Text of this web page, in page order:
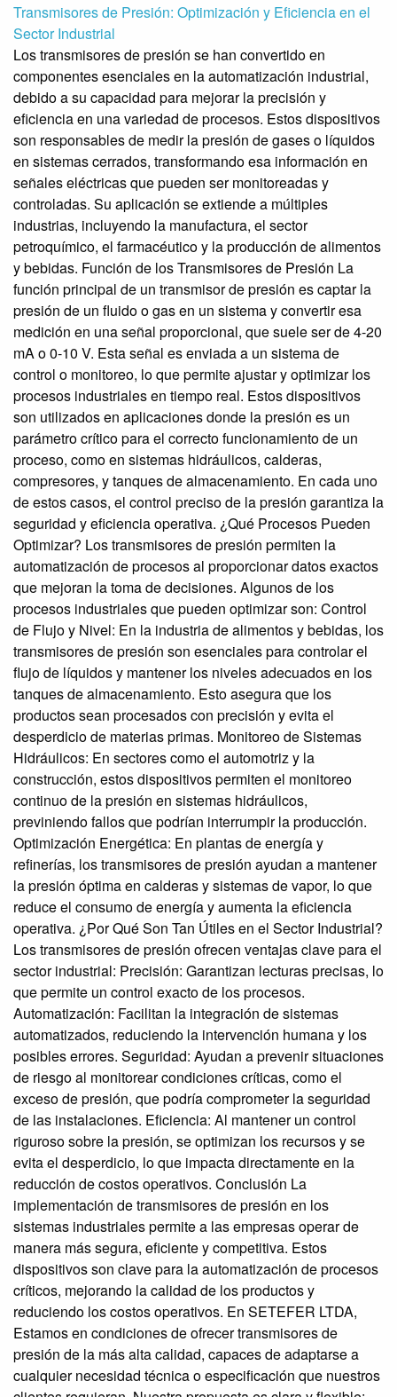
Transmisores de Presión: Optimización y Eficiencia en el
Sector Industrial
Los transmisores de presión se han convertido en
componentes esenciales en la automatización industrial,
debido a su capacidad para mejorar la precisión y
eficiencia en una variedad de procesos. Estos dispositivos
son responsables de medir la presión de gases o líquidos
en sistemas cerrados, transformando esa información en
señales eléctricas que pueden ser monitoreadas y
controladas. Su aplicación se extiende a múltiples
industrias, incluyendo la manufactura, el sector
petroquímico, el farmacéutico y la producción de alimentos
y bebidas. Función de los Transmisores de Presión La
función principal de un transmisor de presión es captar la
presión de un fluido o gas en un sistema y convertir esa
medición en una señal proporcional, que suele ser de 4-20
mA o 0-10 V. Esta señal es enviada a un sistema de
control o monitoreo, lo que permite ajustar y optimizar los
procesos industriales en tiempo real. Estos dispositivos
son utilizados en aplicaciones donde la presión es un
parámetro crítico para el correcto funcionamiento de un
proceso, como en sistemas hidráulicos, calderas,
compresores, y tanques de almacenamiento. En cada uno
de estos casos, el control preciso de la presión garantiza la
seguridad y eficiencia operativa. ¿Qué Procesos Pueden
Optimizar? Los transmisores de presión permiten la
automatización de procesos al proporcionar datos exactos
que mejoran la toma de decisiones. Algunos de los
procesos industriales que pueden optimizar son: Control
de Flujo y Nivel: En la industria de alimentos y bebidas, los
transmisores de presión son esenciales para controlar el
flujo de líquidos y mantener los niveles adecuados en los
tanques de almacenamiento. Esto asegura que los
productos sean procesados con precisión y evita el
desperdicio de materias primas. Monitoreo de Sistemas
Hidráulicos: En sectores como el automotriz y la
construcción, estos dispositivos permiten el monitoreo
continuo de la presión en sistemas hidráulicos,
previniendo fallos que podrían interrumpir la producción.
Optimización Energética: En plantas de energía y
refinerías, los transmisores de presión ayudan a mantener
la presión óptima en calderas y sistemas de vapor, lo que
reduce el consumo de energía y aumenta la eficiencia
operativa. ¿Por Qué Son Tan Útiles en el Sector Industrial?
Los transmisores de presión ofrecen ventajas clave para el
sector industrial: Precisión: Garantizan lecturas precisas, lo
que permite un control exacto de los procesos.
Automatización: Facilitan la integración de sistemas
automatizados, reduciendo la intervención humana y los
posibles errores. Seguridad: Ayudan a prevenir situaciones
de riesgo al monitorear condiciones críticas, como el
exceso de presión, que podría comprometer la seguridad
de las instalaciones. Eficiencia: Al mantener un control
riguroso sobre la presión, se optimizan los recursos y se
evita el desperdicio, lo que impacta directamente en la
reducción de costos operativos. Conclusión La
implementación de transmisores de presión en los
sistemas industriales permite a las empresas operar de
manera más segura, eficiente y competitiva. Estos
dispositivos son clave para la automatización de procesos
críticos, mejorando la calidad de los productos y
reduciendo los costos operativos. En SETEFER LTDA,
Estamos en condiciones de ofrecer transmisores de
presión de la más alta calidad, capaces de adaptarse a
cualquier necesidad técnica o especificación que nuestros